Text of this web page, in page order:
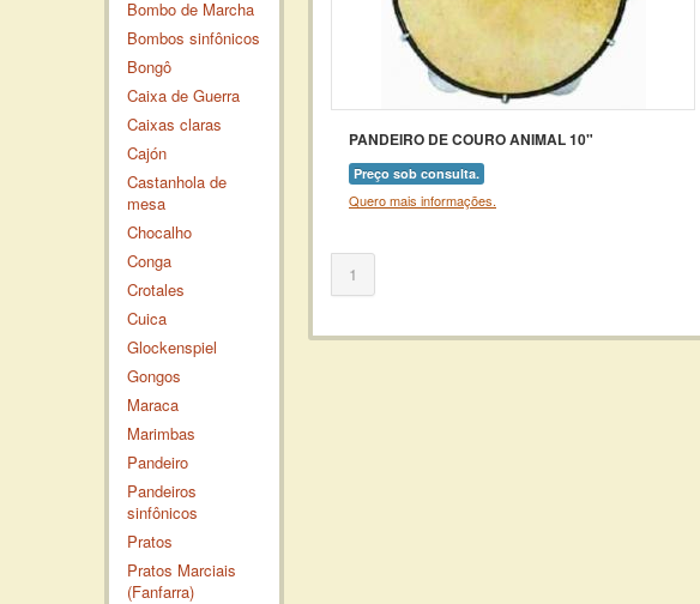
Bombo de Marcha
Bombos sinfônicos
Bongô
Caixa de Guerra
Caixas claras
Cajón
Castanhola de
mesa
Chocalho
Conga
Crotales
Cuica
Glockenspiel
Gongos
Maraca
Marimbas
Pandeiro
Pandeiros
sinfônicos
Pratos
Pratos Marciais
(Fanfarra)
PANDEIRO DE COURO ANIMAL 10"
Preço sob consulta.
Quero mais informações.
1